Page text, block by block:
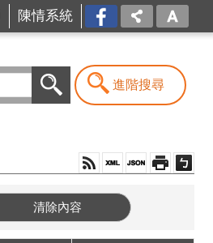
陳情系統 FB
進階搜尋